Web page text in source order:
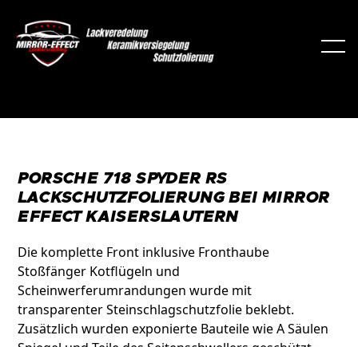
PORSCHE 718 SPYDER RS
LACKSCHUTZFOLIERUNG BEI MIRROR
EFFECT KAISERSLAUTERN
Die komplette Front inklusive Fronthaube
Stoßfänger Kotflügeln und
Scheinwerferumrandungen wurde mit
transparenter Steinschlagschutzfolie beklebt.
Zusätzlich wurden exponierte Bauteile wie A Säulen